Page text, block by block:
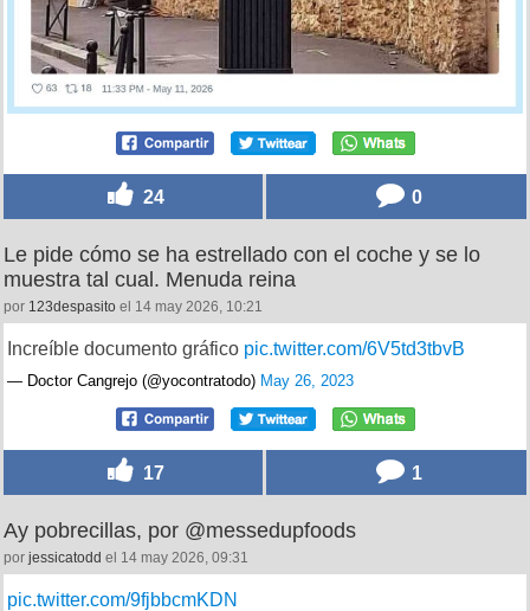
24 0
Le pide cómo se ha estrellado con el coche y se lo
muestra tal cual. Menuda reina
por 123despasito el 14 may 2026, 10:21
Increíble documento gráfico pic.twitter.com/6V5td3tbvB
— Doctor Cangrejo (@yocontratodo) May 26, 2023
17 1
Ay pobrecillas, por @messedupfoods
por jessicatodd el 14 may 2026, 09:31
pic.twitter.com/9fjbbcmKDN